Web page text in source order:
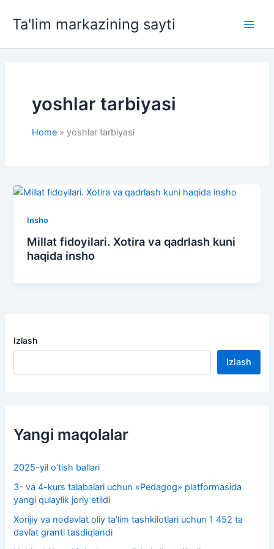
Ta'lim markazining sayti
yoshlar tarbiyasi
Home yoshlar tarbiyasi
Insho
Millat fidoyilari. Xotira va qadrlash kuni
haqida insho
Izlash
Izlash
Yangi maqolalar
2025-yil o’tish ballari
3- va 4-kurs talabalari uchun «Pedagog» platformasida
yangi qulaylik joriy etildi
Xorijiy va nodavlat oliy taʼlim tashkilotlari uchun 1 452 ta
davlat granti tasdiqlandi